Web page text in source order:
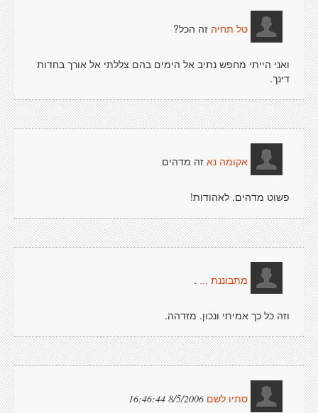
טל תחיה זה הכל?
ואני הייתי מחפש נתיב אל הימים בהם צללתי אל אורך בּחדות
דינך.
אקומה נא זה מדהים
פשוט מדהים. לאהודות!
מתבוננת ... .
וזה כל כך אמיתי ונכון. מזדהה.
סתיו לשם 8/5/2006 16:46:44